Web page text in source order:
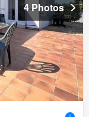
4 Photos